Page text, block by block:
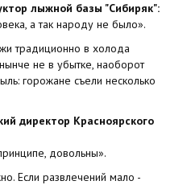
лыжной базы "Сибиряк":
а так народу не было».
традиционно в холода
не в убытке, наоборот
горожане съели несколько
директор Красноярского
довольны».
Если развлечений мало -